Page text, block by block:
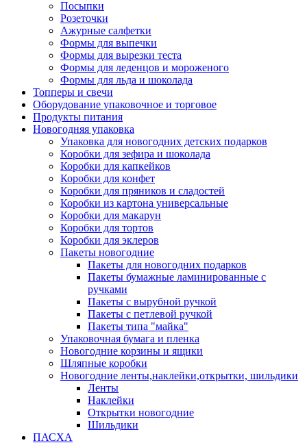
Посыпки
Розеточки
Ажурные салфетки
Формы для выпечки
Формы для вырезки теста
Формы для леденцов и мороженого
Формы для льда и шоколада
Топперы и свечи
Оборудование упаковочное и торговое
Продукты питания
Новогодняя упаковка
Упаковка для новогодних детских подарков
Коробки для зефира и шоколада
Коробки для капкейков
Коробки для конфет
Коробки для пряников и сладостей
Коробки из картона универсальные
Коробки для макарун
Коробки для тортов
Коробки для эклеров
Пакеты новогодние
Пакеты для новогодних подарков
Пакеты бумажные ламинированные с
ручками
Пакеты с вырубной ручкой
Пакеты с петлевой ручкой
Пакеты типа "майка"
Упаковочная бумага и пленка
Новогодние корзины и ящики
Шляпные коробки
Новогодние ленты,наклейки,открытки, шильдики
Ленты
Наклейки
Открытки новогодние
Шильдики
ПАСХА